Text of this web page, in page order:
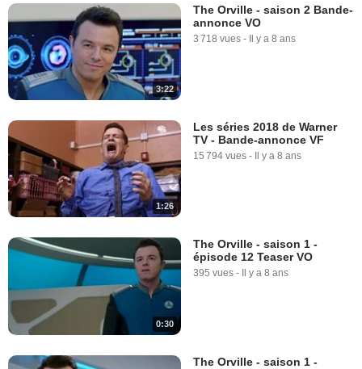
3:22
The Orville - saison 2 Bande-
annonce VO
3 718 vues - Il y a 8 ans
1:26
Les séries 2018 de Warner
TV - Bande-annonce VF
15 794 vues - Il y a 8 ans
0:30
The Orville - saison 1 -
épisode 12 Teaser VO
395 vues - Il y a 8 ans
The Orville - saison 1 -